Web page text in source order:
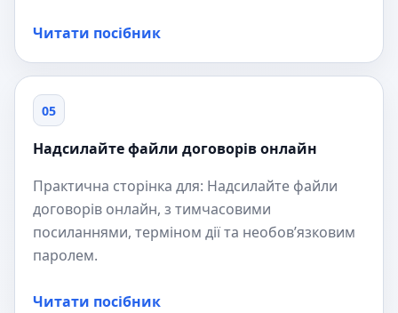
Читати посібник
05
Надсилайте файли договорів онлайн
Практична сторінка для: Надсилайте файли
договорів онлайн, з тимчасовими
посиланнями, терміном дії та необов’язковим
паролем.
Читати посібник